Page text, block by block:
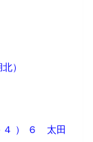
）
） ６ 太田